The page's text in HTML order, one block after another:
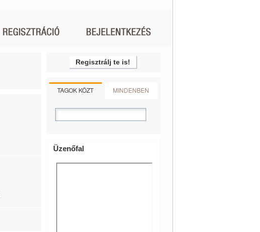
Regisztrálj te is!
TAGOK KÖZT MINDENBEN
Üzenőfal